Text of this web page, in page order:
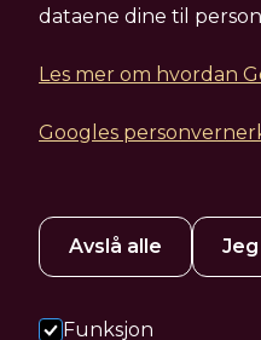
dataene dine til
Les mer om hvordan
Googles
Avslå alle
Funksjon
Kjeve
Hvis du ønsker
formen på
Behandlingen